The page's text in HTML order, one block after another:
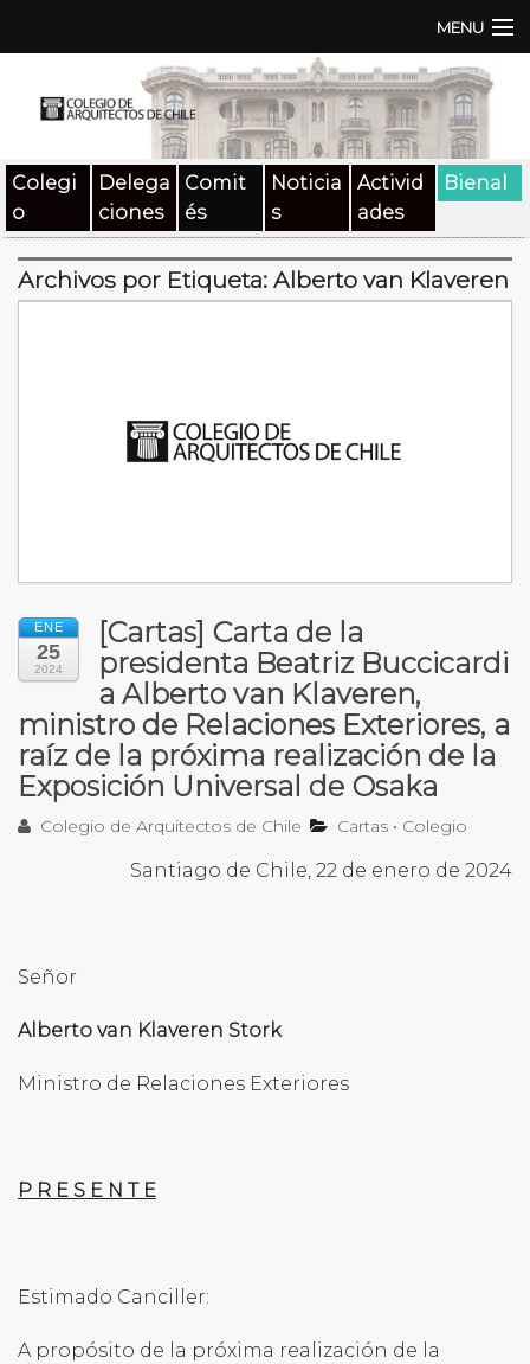
MENU
Documentos
SAT
Colegi
o
Delega
ciones
Comit
és
Noticia
s
Activid
ades
Bienal
Archivos por Etiqueta: Alberto van Klaveren
ENE
25
2024
[Cartas] Carta de la
presidenta Beatriz Buccicardi
a Alberto van Klaveren,
ministro de Relaciones Exteriores, a
raíz de la próxima realización de la
Exposición Universal de Osaka
Colegio de Arquitectos de Chile Cartas • Colegio
Santiago de Chile, 22 de enero de 2024
Señor
Alberto van Klaveren Stork
Ministro de Relaciones Exteriores
P R E S E N T E
Estimado Canciller:
A propósito de la próxima realización de la